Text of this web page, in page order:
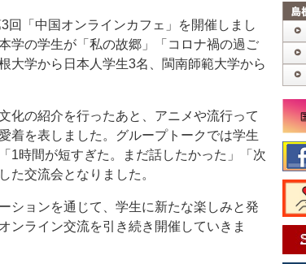
「中国オンラインカフェ」を開催しまし
学の学生が「私の故郷」「コロナ禍の過ご
大学から日本人学生3名、閩南師範大学から
の紹介を行ったあと、アニメや流行って
着を表しました。グループトークでは学生
1時間が短すぎた。まだ話したかった」「次
た交流会となりました。
ョンを通じて、学生に新たな楽しみと発
ンライン交流を引き続き開催していきま